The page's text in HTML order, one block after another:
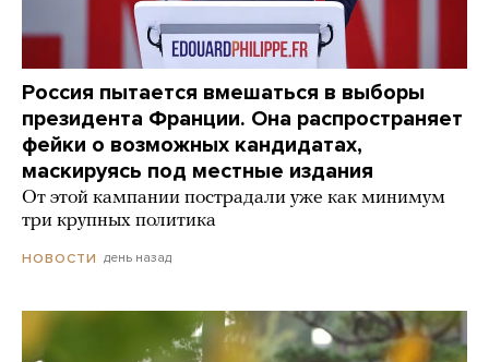
Россия пытается вмешаться в выборы
президента Франции. Она распространяет
фейки о возможных кандидатах,
маскируясь под местные издания
От этой кампании пострадали уже как минимум
три крупных политика
НОВОСТИ день назад